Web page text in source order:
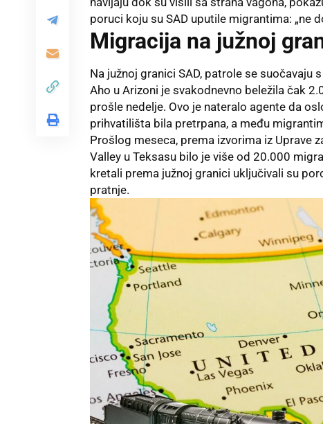
poruci koju su SAD uputile migrantima: „ne
Migracija na južnoj
Na južnoj granici SAD, patrole se suočavaju
Aho u Arizoni je svakodnevno beležila čak
prošle nedelje. Ovo je nateralo agente da
prihvatilišta bila pretrpana, a među
Prošlog meseca, prema izvorima iz Uprave
Valley u Teksasu bilo je više od 20.000
kretali prema južnoj granici uključivali su
pratnje.